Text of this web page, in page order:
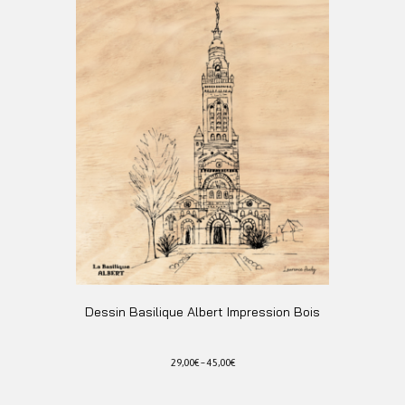
variations.
Les
options
peuvent
être
choisies
sur
la
page
du
produit
Dessin Basilique Albert Impression Bois
29,00€–45,00€